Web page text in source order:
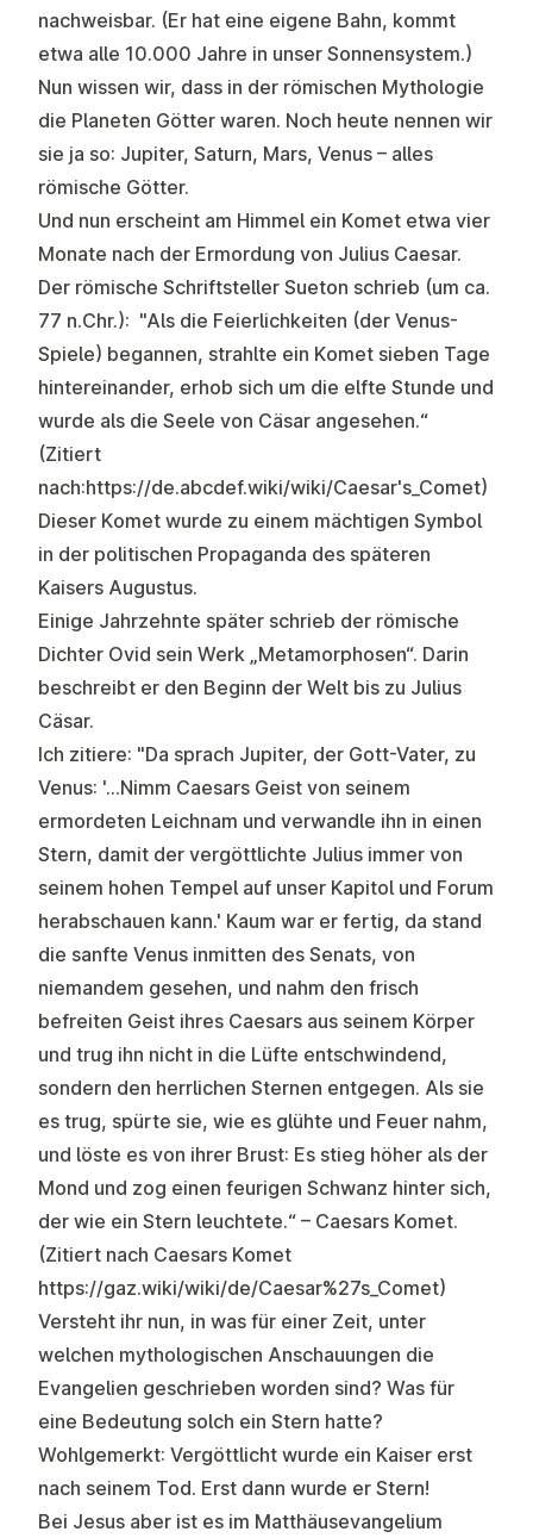
nachweisbar. (Er hat eine eigene Bahn, kommt
etwa alle 10.000 Jahre in unser Sonnensystem.)
Nun wissen wir, dass in der römischen Mythologie
die Planeten Götter waren. Noch heute nennen wir
sie ja so: Jupiter, Saturn, Mars, Venus – alles
römische Götter.
Und nun erscheint am Himmel ein Komet etwa vier
Monate nach der Ermordung von Julius Caesar.
Der römische Schriftsteller Sueton schrieb (um ca.
77 n.Chr.): "Als die Feierlichkeiten (der Venus-
Spiele) begannen, strahlte ein Komet sieben Tage
hintereinander, erhob sich um die elfte Stunde und
wurde als die Seele von Cäsar angesehen.“
(Zitiert
nach:https://de.abcdef.wiki/wiki/Caesar's_Comet)
Dieser Komet wurde zu einem mächtigen Symbol
in der politischen Propaganda des späteren
Kaisers Augustus.
Einige Jahrzehnte später schrieb der römische
Dichter Ovid sein Werk „Metamorphosen“. Darin
beschreibt er den Beginn der Welt bis zu Julius
Cäsar.
Ich zitiere: "Da sprach Jupiter, der Gott-Vater, zu
Venus: '…Nimm Caesars Geist von seinem
ermordeten Leichnam und verwandle ihn in einen
Stern, damit der vergöttlichte Julius immer von
seinem hohen Tempel auf unser Kapitol und Forum
herabschauen kann.' Kaum war er fertig, da stand
die sanfte Venus inmitten des Senats, von
niemandem gesehen, und nahm den frisch
befreiten Geist ihres Caesars aus seinem Körper
und trug ihn nicht in die Lüfte entschwindend,
sondern den herrlichen Sternen entgegen. Als sie
es trug, spürte sie, wie es glühte und Feuer nahm,
und löste es von ihrer Brust: Es stieg höher als der
Mond und zog einen feurigen Schwanz hinter sich,
der wie ein Stern leuchtete.“ – Caesars Komet.
(Zitiert nach Caesars Komet
https://gaz.wiki/wiki/de/Caesar%27s_Comet)
Versteht ihr nun, in was für einer Zeit, unter
welchen mythologischen Anschauungen die
Evangelien geschrieben worden sind? Was für
eine Bedeutung solch ein Stern hatte?
Wohlgemerkt: Vergöttlicht wurde ein Kaiser erst
nach seinem Tod. Erst dann wurde er Stern!
Bei Jesus aber ist es im Matthäusevangelium